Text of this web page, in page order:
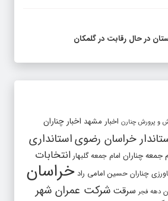
و پرورش چنارن اخبار مشهد اخبار چناران
خراسان رضویاستانداری
جمعه چناران امام جمعه گلبهار انتخابات
چناران حسین امامی راد خراسان
دهه فجر سرقت شرکت عمران شهر